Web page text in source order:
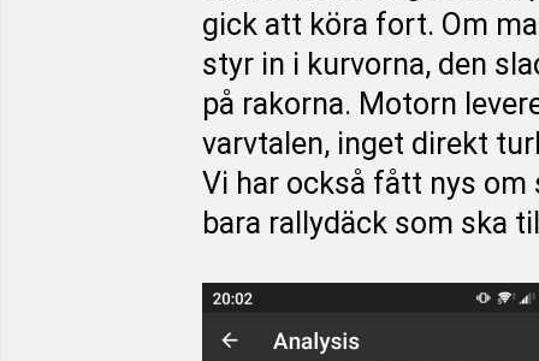
gick att köra fort. Om
styr in i kurvorna, den
på rakorna. Motorn
varvtalen, inget direkt
Vi har också fått nys om
bara rallydäck som ska